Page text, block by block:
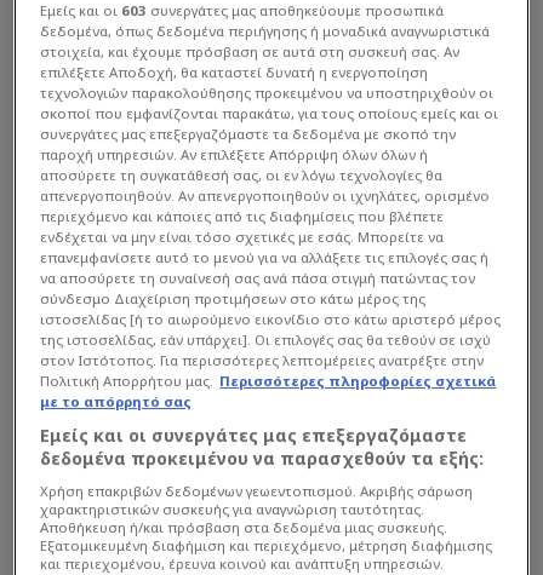
Αναλυτικά το μήνυμα του ισχυρού άνδρα της
ΚΑΕΠαναθηναϊκός
Διαβάστε επίσης...
Πρωτοσέλιδο στο ΦΩΣ:
"Στον αέρα ο Αταμάν σε
Παναθηναϊκό - Δείπνο με
είδηση"
Γιαννακόπουλος: Μήνυμα με
στήριξη πριν τη συνάντηση
με Αταμάν (ΦΩΤΟ)
Εμείς και οι 603 συνεργάτες μας αποθηκεύουμε προσωπικά
δεδομένα, όπως δεδομένα περιήγησης ή μοναδικά αναγνωριστικά
στοιχεία, και έχουμε πρόσβαση σε αυτά στη συσκευή σας. Αν
επιλέξετε Αποδοχή, θα καταστεί δυνατή η ενεργοποίηση
τεχνολογιών παρακολούθησης προκειμένου να υποστηριχθούν οι
σκοποί που εμφανίζονται παρακάτω, για τους οποίους εμείς και οι
συνεργάτες μας επεξεργαζόμαστε τα δεδομένα με σκοπό την
παροχή υπηρεσιών. Αν επιλέξετε Απόρριψη όλων όλων ή
αποσύρετε τη συγκατάθεσή σας, οι εν λόγω τεχνολογίες θα
απενεργοποιηθούν. Αν απενεργοποιηθούν οι ιχνηλάτες, ορισμένο
περιεχόμενο και κάποιες από τις διαφημίσεις που βλέπετε
ενδέχεται να μην είναι τόσο σχετικές με εσάς. Μπορείτε να
επανεμφανίσετε αυτό το μενού για να αλλάξετε τις επιλογές σας ή
να αποσύρετε τη συναίνεσή σας ανά πάσα στιγμή πατώντας τον
σύνδεσμο Διαχείριση προτιμήσεων στο κάτω μέρος της
ιστοσελίδας [ή το αιωρούμενο εικονίδιο στο κάτω αριστερό μέρος
της ιστοσελίδας, εάν υπάρχει]. Οι επιλογές σας θα τεθούν σε ισχύ
στον Ιστότοπος. Για περισσότερες λεπτομέρειες ανατρέξτε στην
Πολιτική Απορρήτου μας. Περισσότερες πληροφορίες σχετικά
με το απόρρητό σας
Εμείς και οι συνεργάτες μας επεξεργαζόμαστε
δεδομένα προκειμένου να παρασχεθούν τα εξής:
Χρήση επακριβών δεδομένων γεωεντοπισμού. Ακριβής σάρωση
χαρακτηριστικών συσκευής για αναγνώριση ταυτότητας.
Αποθήκευση ή/και πρόσβαση στα δεδομένα μιας συσκευής.
Εξατομικευμένη διαφήμιση και περιεχόμενο, μέτρηση διαφήμισης
και περιεχομένου, έρευνα κοινού και ανάπτυξη υπηρεσιών.